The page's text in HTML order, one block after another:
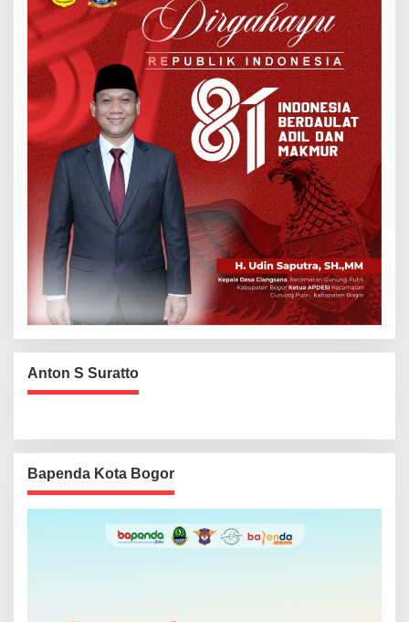
Anton S Suratto
Bapenda Kota Bogor